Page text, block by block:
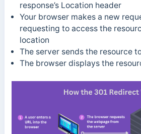
response’s Location header
Your browser makes a new
requesting to access the
location
The server sends the resource
The browser displays the